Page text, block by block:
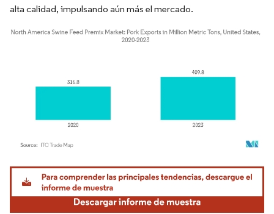
alta calidad, impulsando aún más el mercado.
Imagen © Mordor Intelligence. El uso requiere atribución según CC BY 4.0.